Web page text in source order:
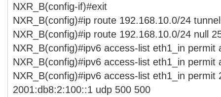
NXR_B(config-if)#exit
NXR_B(config)#ip route 192.168.10.0/24
NXR_B(config)#ip route 192.168.10.0/24 null
NXR_B(config)#ipv6 access-list eth1_in permit
NXR_B(config)#ipv6 access-list eth1_in permit
NXR_B(config)#ipv6 access-list eth1_in permit
2001:db8:2:100::1 udp 500 500